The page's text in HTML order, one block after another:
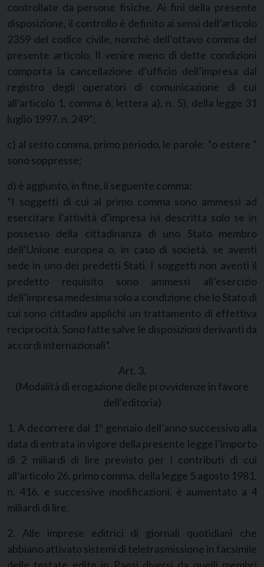
controllate da persone fisiche. Ai fini della presente
disposizione, il controllo è definito ai sensi dell’articolo
2359 del codice civile, nonchè dell’ottavo comma del
presente articolo. Il venire meno di dette condizioni
comporta la cancellazione d’ufficio dell’impresa dal
registro degli operatori di comunicazione di cui
all’articolo 1, comma 6, lettera a), n. 5), della legge 31
luglio 1997, n. 249”;
c) al sesto comma, primo periodo, le parole: “o estere ”
sono soppresse;
d) è aggiunto, in fine, il seguente comma:
“I soggetti di cui al primo comma sono ammessi ad
esercitare l’attività d’impresa ivi descritta solo se in
possesso della cittadinanza di uno Stato membro
dell’Unione europea o, in caso di società, se aventi
sede in uno dei predetti Stati. I soggetti non aventi il
predetto requisito sono ammessi all’esercizio
dell’impresa medesima solo a condizione che lo Stato di
cui sono cittadini applichi un trattamento di effettiva
reciprocità. Sono fatte salve le disposizioni derivanti da
accordi internazionali”.
Art. 3.
(Modalità di erogazione delle provvidenze in favore
dell’editoria)
1. A decorrere dal 1º gennaio dell’anno successivo alla
data di entrata in vigore della presente legge l’importo
di 2 miliardi di lire previsto per i contributi di cui
all’articolo 26, primo comma, della legge 5 agosto 1981,
n. 416, e successive modificazioni, è aumentato a 4
miliardi di lire.
2. Alle imprese editrici di giornali quotidiani che
abbiano attivato sistemi di teletrasmissione in facsimile